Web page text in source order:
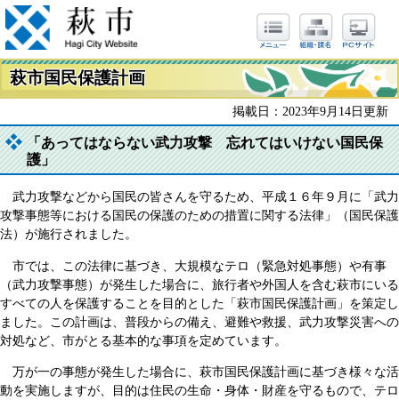
萩市国民保護計画
掲載日：2023年9月14日更新
「あってはならない武力攻撃 忘れてはいけない国民保
護」
武力攻撃などから国民の皆さんを守るため、平成１６年９月に「武力
攻撃事態等における国民の保護のための措置に関する法律」（国民保護
法）が施行されました。
市では、この法律に基づき、大規模なテロ（緊急対処事態）や有事
（武力攻撃事態）が発生した場合に、旅行者や外国人を含む萩市にいる
すべての人を保護することを目的とした「萩市国民保護計画」を策定し
ました。この計画は、普段からの備え、避難や救援、武力攻撃災害への
対処など、市がとる基本的な事項を定めています。
万が一の事態が発生した場合に、萩市国民保護計画に基づき様々な活
動を実施しますが、目的は住民の生命・身体・財産を守るもので、テロ